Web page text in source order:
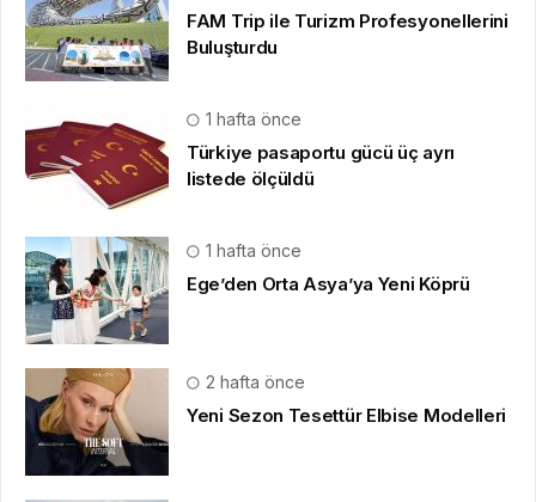
FAM Trip ile Turizm Profesyonellerini
Buluşturdu
1 hafta önce
Türkiye pasaportu gücü üç ayrı
listede ölçüldü
1 hafta önce
Ege’den Orta Asya’ya Yeni Köprü
2 hafta önce
Yeni Sezon Tesettür Elbise Modelleri